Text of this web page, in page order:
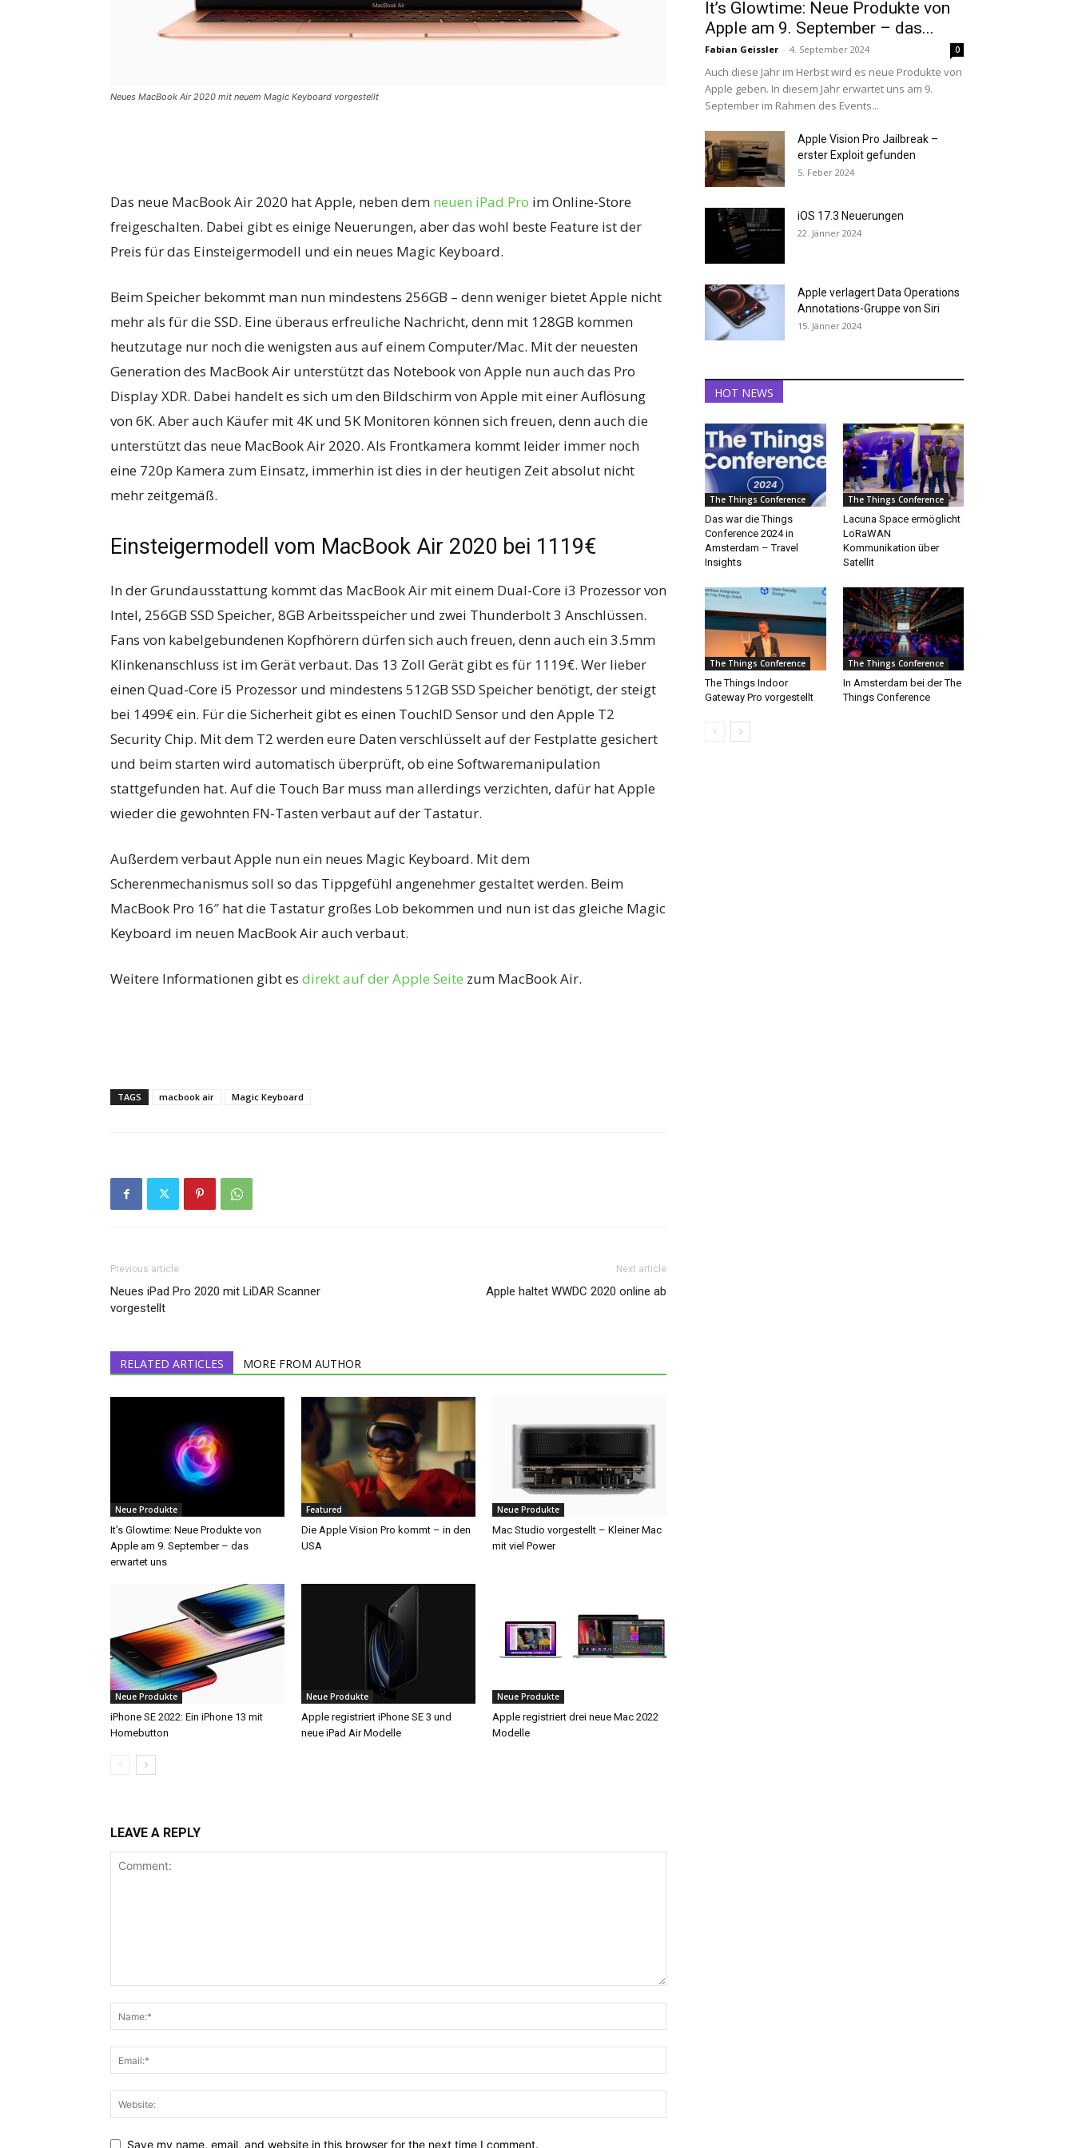
Neues MacBook Air 2020 mit neuem Magic Keyboard vorgestellt
Das neue MacBook Air 2020 hat Apple, neben dem neuen iPad Pro im Online-Store
freigeschalten. Dabei gibt es einige Neuerungen, aber das wohl beste Feature ist der
Preis für das Einsteigermodell und ein neues Magic Keyboard.
Beim Speicher bekommt man nun mindestens 256GB – denn weniger bietet Apple nicht
mehr als für die SSD. Eine überaus erfreuliche Nachricht, denn mit 128GB kommen
heutzutage nur noch die wenigsten aus auf einem Computer/Mac. Mit der neuesten
Generation des MacBook Air unterstützt das Notebook von Apple nun auch das Pro
Display XDR. Dabei handelt es sich um den Bildschirm von Apple mit einer Auflösung
von 6K. Aber auch Käufer mit 4K und 5K Monitoren können sich freuen, denn auch die
unterstützt das neue MacBook Air 2020. Als Frontkamera kommt leider immer noch
eine 720p Kamera zum Einsatz, immerhin ist dies in der heutigen Zeit absolut nicht
mehr zeitgemäß.
Einsteigermodell vom MacBook Air 2020 bei 1119€
In der Grundausstattung kommt das MacBook Air mit einem Dual-Core i3 Prozessor von
Intel, 256GB SSD Speicher, 8GB Arbeitsspeicher und zwei Thunderbolt 3 Anschlüssen.
Fans von kabelgebundenen Kopfhörern dürfen sich auch freuen, denn auch ein 3.5mm
Klinkenanschluss ist im Gerät verbaut. Das 13 Zoll Gerät gibt es für 1119€. Wer lieber
einen Quad-Core i5 Prozessor und mindestens 512GB SSD Speicher benötigt, der steigt
bei 1499€ ein. Für die Sicherheit gibt es einen TouchID Sensor und den Apple T2
Security Chip. Mit dem T2 werden eure Daten verschlüsselt auf der Festplatte gesichert
und beim starten wird automatisch überprüft, ob eine Softwaremanipulation
stattgefunden hat. Auf die Touch Bar muss man allerdings verzichten, dafür hat Apple
wieder die gewohnten FN-Tasten verbaut auf der Tastatur.
Außerdem verbaut Apple nun ein neues Magic Keyboard. Mit dem
Scherenmechanismus soll so das Tippgefühl angenehmer gestaltet werden. Beim
MacBook Pro 16″ hat die Tastatur großes Lob bekommen und nun ist das gleiche Magic
Keyboard im neuen MacBook Air auch verbaut.
Weitere Informationen gibt es direkt auf der Apple Seite zum MacBook Air.
TAGS macbook air Magic Keyboard
Previous article
Neues iPad Pro 2020 mit LiDAR Scanner
vorgestellt
Next article
Apple haltet WWDC 2020 online ab
RELATED ARTICLES MORE FROM AUTHOR
Neue Produkte
It’s Glowtime: Neue Produkte von
Apple am 9. September – das
erwartet uns
Featured
Die Apple Vision Pro kommt – in den
USA
Neue Produkte
Mac Studio vorgestellt – Kleiner Mac
mit viel Power
Neue Produkte
iPhone SE 2022: Ein iPhone 13 mit
Homebutton
Neue Produkte
Apple registriert iPhone SE 3 und
neue iPad Air Modelle
Neue Produkte
Apple registriert drei neue Mac 2022
Modelle
LEAVE A REPLY
Save my name, email, and website in this browser for the next time I comment.
It’s Glowtime: Neue Produkte von
Apple am 9. September – das...
Fabian Geissler - 4. September 2024 0
Auch diese Jahr im Herbst wird es neue Produkte von
Apple geben. In diesem Jahr erwartet uns am 9.
September im Rahmen des Events...
Apple Vision Pro Jailbreak –
erster Exploit gefunden
5. Feber 2024
iOS 17.3 Neuerungen
22. Jänner 2024
Apple verlagert Data Operations
Annotations-Gruppe von Siri
15. Jänner 2024
HOT NEWS
The Things Conference
Das war die Things
Conference 2024 in
Amsterdam – Travel
Insights
The Things Conference
Lacuna Space ermöglicht
LoRaWAN
Kommunikation über
Satellit
The Things Conference
The Things Indoor
Gateway Pro vorgestellt
The Things Conference
In Amsterdam bei der The
Things Conference